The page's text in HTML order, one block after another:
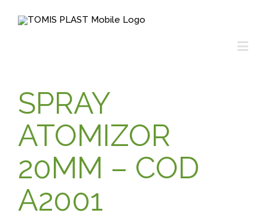
SPRAY
ATOMIZOR
20MM – COD
A2001